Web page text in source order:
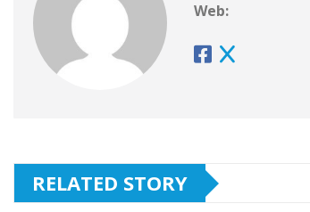
Web:
RELATED STORY